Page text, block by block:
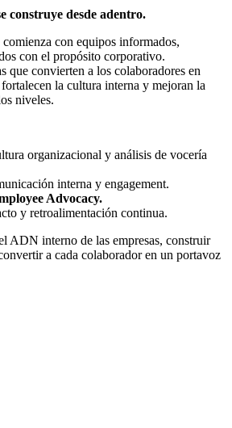
construye desde adentro.
con equipos informados,
con el propósito corporativo.
que convierten a los colaboradores en
la cultura interna y mejoran la
niveles.
organizacional y análisis de vocería
interna y engagement.
Advocacy.
y retroalimentación continua.
ADN interno de las empresas, construir
a cada colaborador en un portavoz